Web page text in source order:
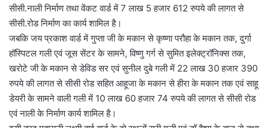
सीसी.नाली निर्माण तथा वेंकट वार्ड में 7 लाख 5 हजार 612 रुपये की लागत से
सीसी.रोड निर्माण का कार्य शामिल है।
जबकि जय प्रकाश वार्ड में गुप्ता जी के मकान से कृष्णा परौहा के मकान तक, दुर्गा
हॉस्पिटल गली एवं जूस सेंटर के सामने, विष्णु गर्ग से सुमित इलेक्ट्रॉनिक्स तक,
खरोटे जी के मकान से डेविड सर एवं सुनील दुबे गली में 22 लाख 30 हजार 390
रुपये की लागत से सीसी रोड सहित आहूजा के मकान से हीरा के मकान तक एवं साहू
डेयरी के सामने वाली गली में 10 लाख 60 हजार 74 रुपये की लागत से सीसी रोड
एवं नाली के निर्माण कार्य शामिल है।